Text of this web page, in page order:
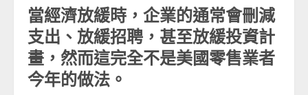
當經濟放緩時，企業的通常會刪減
支出、放緩招聘，甚至放緩投資計
畫，然而這完全不是美國零售業者
今年的做法。